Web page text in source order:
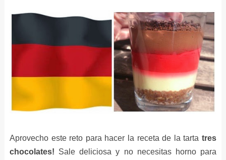
Aprovecho este reto para hacer la receta de la tartatres
chocolates! Sale deliciosa y no necesitas horno para